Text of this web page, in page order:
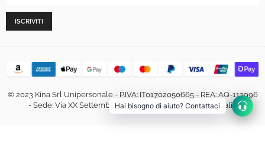
ISCRIVITI
© 2023 Kina Srl Unipersonale - P.IVA: IT01702050665 - REA: AQ-113996
- Sede: Via XX Settembre, 460, 67051 Avezzano (AQ) - Italia
Hai bisogno di aiuto? Contattaci